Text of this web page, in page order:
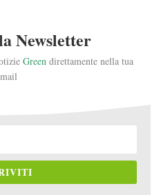
Newsletter
Green direttamente nella tua